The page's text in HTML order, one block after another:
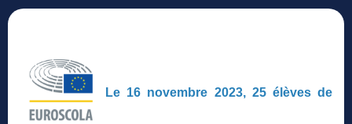
Le 16 novembre 2023, 25 élèves de